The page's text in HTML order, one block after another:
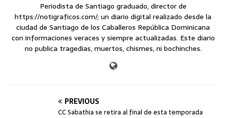
Periodista de Santiago graduado, director de
https://notigraficos.com/; un diario digital realizado desde la
ciudad de Santiago de los Caballeros República Dominicana
con informaciones veraces y siempre actualizadas. Este diario
no publica tragedias, muertos, chismes, ni bochinches.
PREVIOUS
CC Sabathia se retira al final de esta temporada